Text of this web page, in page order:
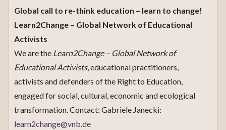
Global call to re-think education – learn to change!
Learn2Change – Global Network of Educational
Activists
We are the Learn2Change – Global Network of
Educational Activists, educational practitioners,
activists and defenders of the Right to Education,
engaged for social, cultural, economic and ecological
transformation. Contact: Gabriele Janecki:
learn2change@vnb.de